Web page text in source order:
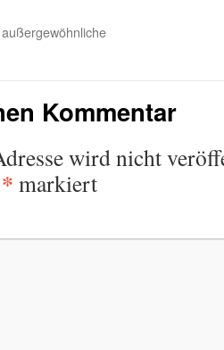
Kommentar
wird nicht
* markiert